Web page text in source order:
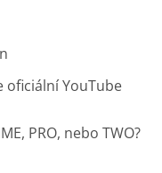
oficiální YouTube
PRO, nebo TWO?